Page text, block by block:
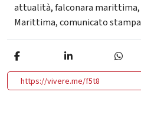
attualità,falconara marittima,
Marittima,comunicato stampa
https://vivere.me/f5t8